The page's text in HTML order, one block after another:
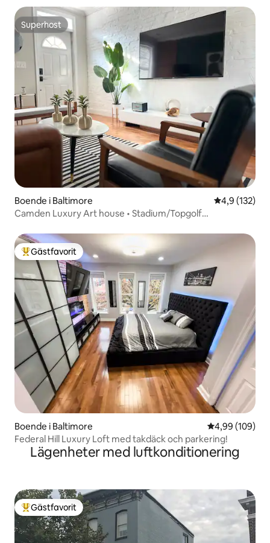
Superhost
Superhost
Boende i Baltimore 4,9 av 5 i
4,9 (132)
Camden Luxury Art house • Stadium/Topgolf
Populär gästfavorit
Gästfavorit
Boende i Baltimore 4,99 av 5 i
4,99 (109)
Federal Hill Luxury Loft med takdäck och parkering!
Lägenheter med luftkonditionering
Populär gästfavorit
Gästfavorit